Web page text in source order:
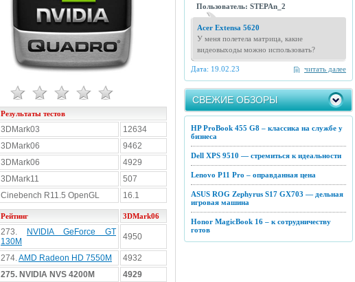
Результаты тестов
3DMark03
12634
3DMark06
9462
3DMark06
4929
3DMark11
507
Cinebench R11.5 OpenGL
16.1
Рейтинг 3DMark06
273.
NVIDIA GeForce GT
130M
4950
274.AMD Radeon HD 7550M
4932
275. NVIDIA NVS 4200M
4929
Пользователь: STEPAn_2
Acer Extensa 5620
У меня полетела матрица, какие
видеовыходы можно использовать?
читать далее
Дата: 19.02.23
СВЕЖИЕ ОБЗОРЫ
HP ProBook 455 G8 – классика на службе у
бизнеса
Dell XPS 9510 — стремиться к идеальности
Lenovo P11 Pro – оправданная цена
ASUS ROG Zephyrus S17 GX703 — дельная
игровая машина
Honor MagicBook 16 – к сотрудничеству
готов